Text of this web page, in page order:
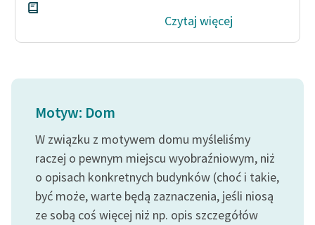
niepełnosprawnościami
Feministyczne inspiracje.
feministycznej
Ręce pełne poezji
Kolekcje edukacyjne
twórców przechodzących
do domeny publicznej,
lektur szkolnych oraz
Starego Testamentu
Czytaj więcej
Motyw: Dom
W związku z motywem domu myśleliśmy
raczej o pewnym miejscu wyobraźniowym, niż
o opisach konkretnych budynków (choć i takie,
być może, warte będą zaznaczenia, jeśli niosą
ze sobą coś więcej niż np. opis szczegółów